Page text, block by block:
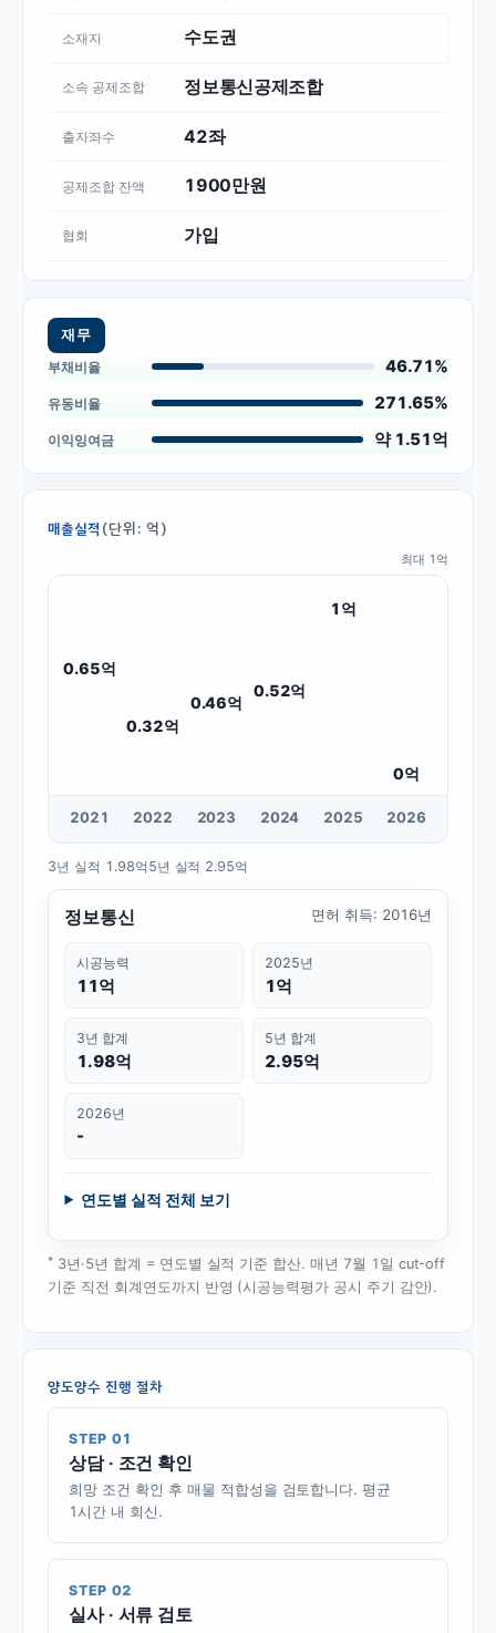
소재지 수도권
소속 공제조합 정보통신공제조합
출자좌수 42좌
공제조합 잔액 1900만원
협회 가입
재무
부채비율
46.71%
유동비율 271.65%
이익잉여금 약 1.51억
매출실적 (단위: 억)
최대 1 억
0.65억
0.32억
0.46억
0.52억
1 억
0억
2021 2022 2023 2024 2025 2026
3년 실적 1.98억 5년 실적 2.95억
정보통신 면허 취득: 2016년
시공능력
11억
2025년
1억
3년 합계
1.98억
5년 합계
2.95억
2026년
-
연도별 실적 전체 보기
* 3년·5년 합계 = 연도별 실적 기준 합산. 매년 7월 1일 cut-off
기준 직전 회계연도까지 반영 (시공능력평가 공시 주기 감안).
양도양수 진행 절차
STEP 01
상담 · 조건 확인
희망 조건 확인 후 매물 적합성을 검토합니다. 평균
1시간 내 회신.
STEP 02
실사 · 서류 검토